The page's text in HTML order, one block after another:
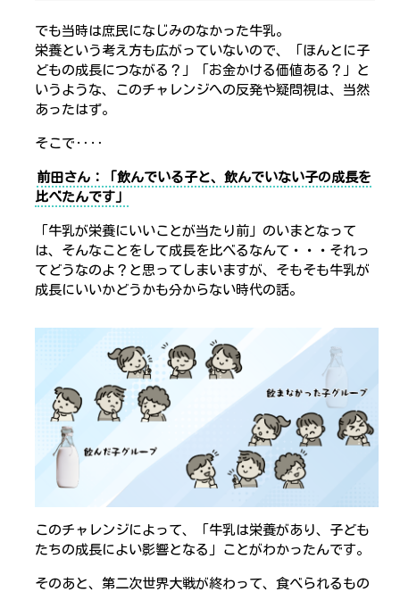
でも当時は庶民になじみのなかった牛乳。
栄養という考え方も広がっていないので、「ほんとに子
どもの成長につながる？」「お金かける価値ある？」と
いうような、このチャレンジへの反発や疑問視は、当然
あったはず。
そこで‥‥
前田さん：「飲んでいる子と、飲んでいない子の成長を
比べたんです」
「牛乳が栄養にいいことが当たり前」のいまとなって
は、そんなことをして成長を比べるなんて・・・それっ
てどうなのよ？と思ってしまいますが、そもそも牛乳が
成長にいいかどうかも分からない時代の話。
このチャレンジによって、「牛乳は栄養があり、子ども
たちの成長によい影響となる」ことがわかったんです。
そのあと、第二次世界大戦が終わって、食べられるもの